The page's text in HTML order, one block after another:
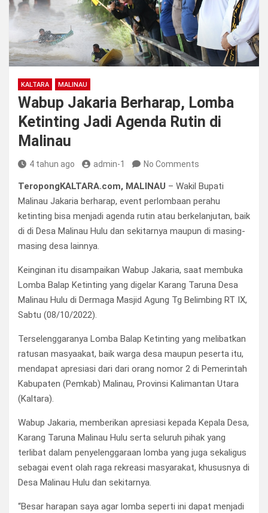
KALTARA MALINAU
Wabup Jakaria Berharap, Lomba
Ketinting Jadi Agenda Rutin di
Malinau
4 tahun ago admin-1 No Comments
TeropongKALTARA.com, MALINAU – Wakil Bupati
Malinau Jakaria berharap, event perlombaan perahu
ketinting bisa menjadi agenda rutin atau berkelanjutan, baik
di di Desa Malinau Hulu dan sekitarnya maupun di masing-
masing desa lainnya.
Keinginan itu disampaikan Wabup Jakaria, saat membuka
Lomba Balap Ketinting yang digelar Karang Taruna Desa
Malinau Hulu di Dermaga Masjid Agung Tg Belimbing RT IX,
Sabtu (08/10/2022).
Terselenggaranya Lomba Balap Ketinting yang melibatkan
ratusan masyaakat, baik warga desa maupun peserta itu,
mendapat apresiasi dari dari orang nomor 2 di Pemerintah
Kabupaten (Pemkab) Malinau, Provinsi Kalimantan Utara
(Kaltara).
Wabup Jakaria, memberikan apresiasi kepada Kepala Desa,
Karang Taruna Malinau Hulu serta seluruh pihak yang
terlibat dalam penyelenggaraan lomba yang juga sekaligus
sebagai event olah raga rekreasi masyarakat, khususnya di
Desa Malinau Hulu dan sekitarnya.
“Besar harapan saya agar lomba seperti ini dapat menjadi